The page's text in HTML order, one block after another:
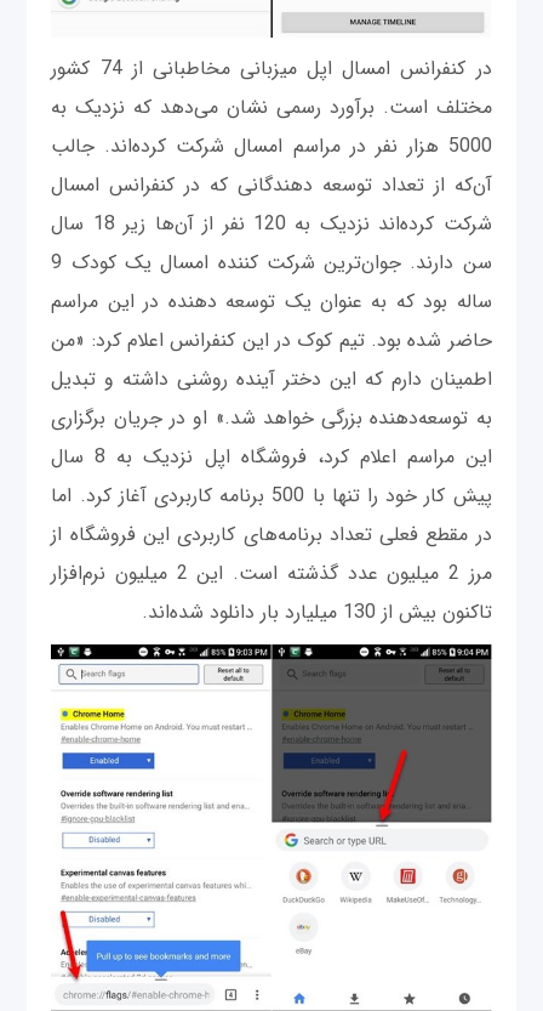
در کنفرانس امسال اپل میزبانی مخاطبانی از 74 کشور
مختلف است. برآورد رسمی نشان می‌‌دهد که نزدیک به
5000 هزار نفر در مراسم امسال شرکت کرده‌اند. جالب
آن‌که از تعداد توسعه دهندگانی که در کنفرانس امسال
شرکت کرده‌اند نزدیک به 120 نفر از آن‌ها زیر 18 سال
سن دارند. جوان‌ترین شرکت کننده امسال یک کودک 9
ساله بود که به عنوان یک توسعه دهنده در این مراسم
حاضر شده بود. تیم کوک در این کنفرانس اعلام کرد: «من
اطمینان دارم که این دختر آینده روشنی داشته و تبدیل
به توسعه‌دهنده بزرگی خواهد شد.» او در جریان برگزاری
این مراسم اعلام کرد، فروشگاه اپل نزدیک به 8 سال
پیش کار خود را تنها با 500 برنامه کاربردی آغاز کرد. اما
در مقطع فعلی تعداد برنامه‌های کاربردی این فروشگاه از
مرز 2 میلیون عدد گذشته است. این 2 میلیون نرم‌افزار
تاکنون بیش از 130 میلیارد بار دانلود شده‌اند.